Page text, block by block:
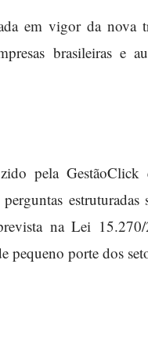
em vigor da nova
brasileiras e
pela
na Lei
pequeno porte dos